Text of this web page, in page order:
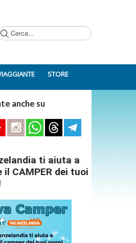
STORE
anche su
ti aiuta a
il CAMPER dei tuoi